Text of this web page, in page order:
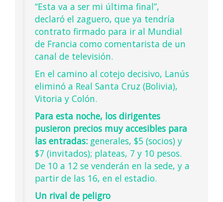
“Esta va a ser mi última final”,
declaró el zaguero, que ya tendría
contrato firmado para ir al Mundial
de Francia como comentarista de un
canal de televisión.
En el camino al cotejo decisivo, Lanús
eliminó a Real Santa Cruz (Bolivia),
Vitoria y Colón.
Para esta noche, los dirigentes
pusieron precios muy accesibles para
las entradas: generales, $5 (socios) y
$7 (invitados); plateas, 7 y 10 pesos.
De 10 a 12 se venderán en la sede, y a
partir de las 16, en el estadio.
Un rival de peligro